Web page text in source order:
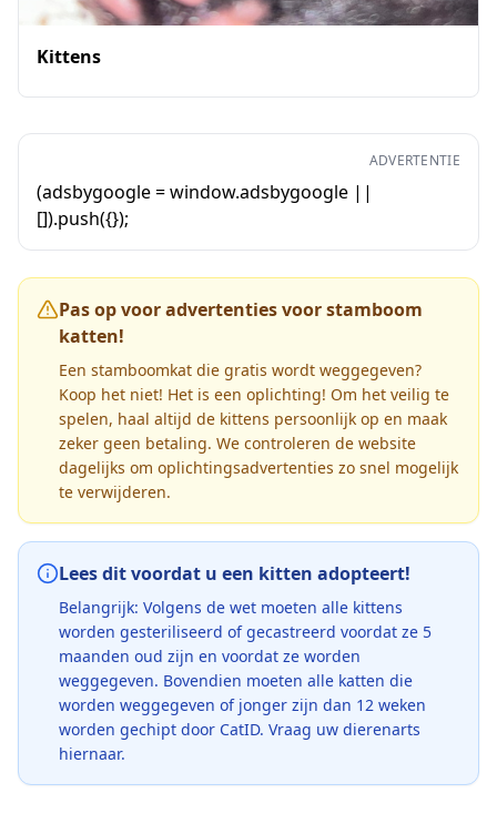
Kittens
ADVERTENTIE
(adsbygoogle = window.adsbygoogle ||
[]).push({});
Pas op voor advertenties voor stamboom
katten!
Een stamboomkat die gratis wordt weggegeven?
Koop het niet! Het is een oplichting! Om het veilig te
spelen, haal altijd de kittens persoonlijk op en maak
zeker geen betaling. We controleren de website
dagelijks om oplichtingsadvertenties zo snel mogelijk
te verwijderen.
Lees dit voordat u een kitten adopteert!
Belangrijk: Volgens de wet moeten alle kittens
worden gesteriliseerd of gecastreerd voordat ze 5
maanden oud zijn en voordat ze worden
weggegeven. Bovendien moeten alle katten die
worden weggegeven of jonger zijn dan 12 weken
worden gechipt door CatID. Vraag uw dierenarts
hiernaar.